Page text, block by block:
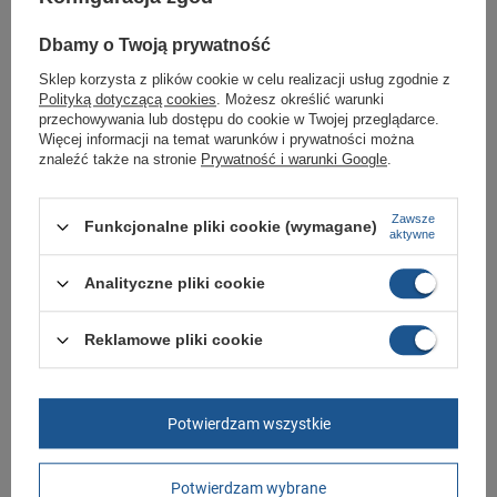
Symbol AC7160 39 1/3
Gwarancja Gwarancja
Płeć męskie
Czas na reklamację z tytułu rękojmi
2 lata
rękojmia wyłączona dla przedsiębiorców
Butomania.pl
Polska
Buty męskie sportowe Adidas Run 70s [GY3884]
Dbamy o Twoją prywatność
Sklep korzysta z plików cookie w celu realizacji usług zgodnie z
Polityką dotyczącą cookies. Możesz określić warunki
przechowywania lub dostępu do cookie w Twojej przeglądarce.
Więcej informacji na temat warunków i prywatności można
znaleźć także na stronie Prywatność i warunki Google.
Funkcjonalne pliki cookie (wymagane)
Zawsze
aktywne
Analityczne pliki cookie
Reklamowe pliki cookie
Potwierdzam wybrane
Potwierdzam wszystkie